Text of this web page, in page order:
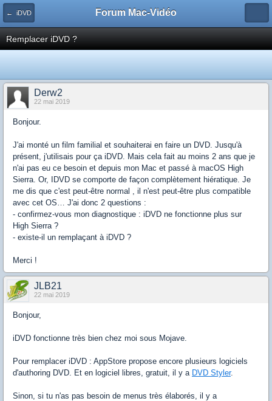
← iDVD Forum Mac-Vidéo
Remplacer iDVD ?
Derw2
22 mai 2019
Bonjour.
J'ai monté un film familial et souhaiterai en faire un DVD. Jusqu'à
présent, j'utilisais pour ça iDVD. Mais cela fait au moins 2 ans que je
n'ai pas eu ce besoin et depuis mon Mac et passé à macOS High
Sierra. Or, IDVD se comporte de façon complètement hiératique. Je
me dis que c'est peut-être normal , il n'est peut-être plus compatible
avec cet OS… J'ai donc 2 questions :
- confirmez-vous mon diagnostique : iDVD ne fonctionne plus sur
High Sierra ?
- existe-il un remplaçant à iDVD ?
Merci !
JLB21
22 mai 2019
Bonjour,
iDVD fonctionne très bien chez moi sous Mojave.
Pour remplacer iDVD : AppStore propose encore plusieurs logiciels
d'authoring DVD. Et en logiciel libres, gratuit, il y a DVD Styler.
Sinon, si tu n'as pas besoin de menus très élaborés, il y a